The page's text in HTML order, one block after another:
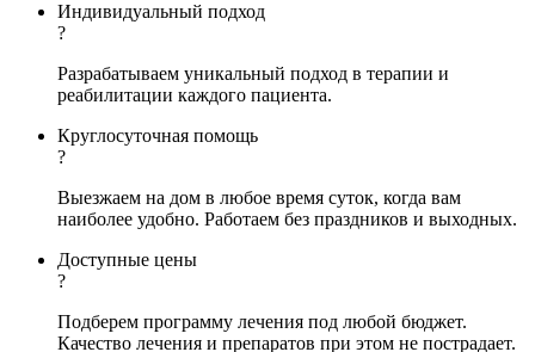
Индивидуальный подход
?
Разрабатываем уникальный подход в терапии и
реабилитации каждого пациента.
Круглосуточная помощь
?
Выезжаем на дом в любое время суток, когда вам
наиболее удобно. Работаем без праздников и выходных.
Доступные цены
?
Подберем программу лечения под любой бюджет.
Качество лечения и препаратов при этом не пострадает.